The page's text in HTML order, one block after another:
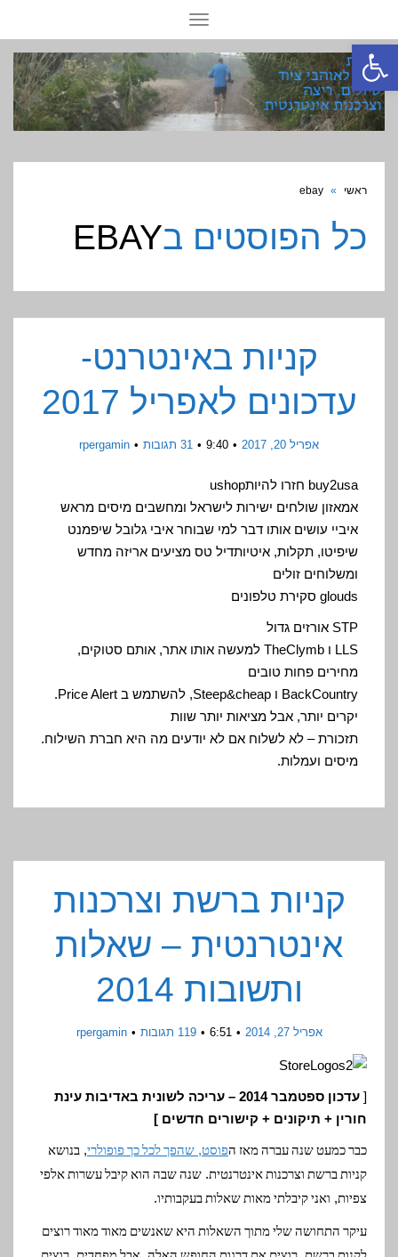
תפריט
ראשי »
ebay
כל הפוסטים בEBAY
קניות באינטרנט-
עדכונים לאפריל 2017
אפריל 20, 2017 9:40 31 תגובות rpergamin
buy2usa חזרו להיותushop
אמאזון שולחים ישירות לישראל ומחשבים מיסים מראש
איביי עושים אותו דבר למי שבוחר איבי גלובל שיפמנט
שיפיטו, תקלות, איטיותדיל טס מציעים אריזה מחדש
ומשלוחים זולים
glouds סקירת טלפונים
STP אורזים גדול
LLS ו TheClymb למעשה אותו אתר, אותם סטוקים,
מחירים פחות טובים
BackCountry ו Steep&cheap, להשתמש ב Price Alert.
יקרים יותר, אבל מציאות יותר שוות
תזכורת – לא לשלוח אם לא יודעים מה היא חברת השילוח.
מיסים ועמלות.
קניות ברשת וצרכנות
אינטרנטית – שאלות
ותשובות 2014
אפריל 27, 2014 6:51 119 תגובות rpergamin
[
עדכון ספטמבר 2014 – עריכה לשונית באדיבות עינת
חורין + תיקונים + קישורים חדשים ]
כבר כמעט שנה עברה מאז הפוסט, שהפך לכל כך פופולרי, בנושא
קניות ברשת וצרכנות אינטרנטית. שנה שבה הוא קיבל עשרות אלפי
צפיות, ואני קיבלתי מאות שאלות בעקבותיו.
עיקר התחושה שלי מתוך השאלות היא שאנשים מאוד מאוד רוצים
פתח סרגל נגישות